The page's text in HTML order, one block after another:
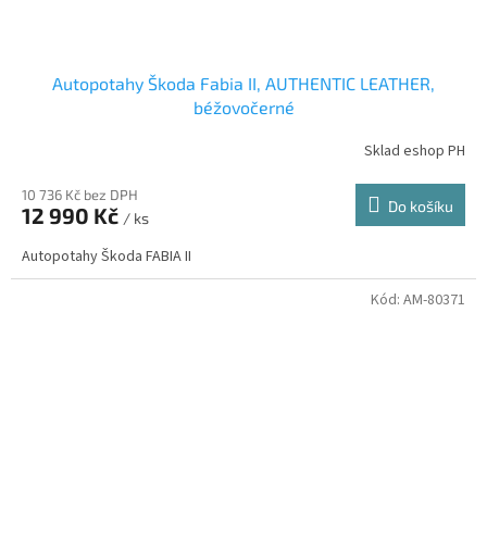
Autopotahy Škoda Fabia II, AUTHENTIC LEATHER,
béžovočerné
Sklad eshop PH
10 736 Kč bez DPH
12 990 Kč / ks
Do košíku
Autopotahy Škoda FABIA II
Kód: AM-80371